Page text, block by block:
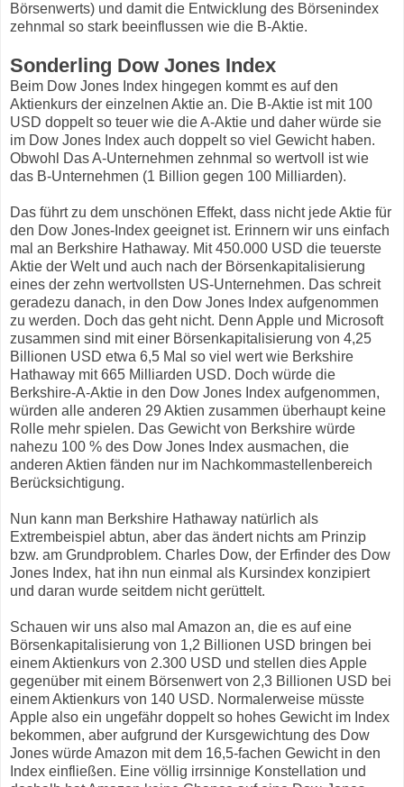
Börsenwerts) und damit die Entwicklung des Börsenindex
zehnmal so stark beeinflussen wie die B-Aktie.
Sonderling Dow Jones Index
Beim Dow Jones Index hingegen kommt es auf den
Aktienkurs der einzelnen Aktie an. Die B-Aktie ist mit 100
USD doppelt so teuer wie die A-Aktie und daher würde sie
im Dow Jones Index auch doppelt so viel Gewicht haben.
Obwohl Das A-Unternehmen zehnmal so wertvoll ist wie
das B-Unternehmen (1 Billion gegen 100 Milliarden).
Das führt zu dem unschönen Effekt, dass nicht jede Aktie für
den Dow Jones-Index geeignet ist. Erinnern wir uns einfach
mal an Berkshire Hathaway. Mit 450.000 USD die teuerste
Aktie der Welt und auch nach der Börsenkapitalisierung
eines der zehn wertvollsten US-Unternehmen. Das schreit
geradezu danach, in den Dow Jones Index aufgenommen
zu werden. Doch das geht nicht. Denn Apple und Microsoft
zusammen sind mit einer Börsenkapitalisierung von 4,25
Billionen USD etwa 6,5 Mal so viel wert wie Berkshire
Hathaway mit 665 Milliarden USD. Doch würde die
Berkshire-A-Aktie in den Dow Jones Index aufgenommen,
würden alle anderen 29 Aktien zusammen überhaupt keine
Rolle mehr spielen. Das Gewicht von Berkshire würde
nahezu 100 % des Dow Jones Index ausmachen, die
anderen Aktien fänden nur im Nachkommastellenbereich
Berücksichtigung.
Nun kann man Berkshire Hathaway natürlich als
Extrembeispiel abtun, aber das ändert nichts am Prinzip
bzw. am Grundproblem. Charles Dow, der Erfinder des Dow
Jones Index, hat ihn nun einmal als Kursindex konzipiert
und daran wurde seitdem nicht gerüttelt.
Schauen wir uns also mal Amazon an, die es auf eine
Börsenkapitalisierung von 1,2 Billionen USD bringen bei
einem Aktienkurs von 2.300 USD und stellen dies Apple
gegenüber mit einem Börsenwert von 2,3 Billionen USD bei
einem Aktienkurs von 140 USD. Normalerweise müsste
Apple also ein ungefähr doppelt so hohes Gewicht im Index
bekommen, aber aufgrund der Kursgewichtung des Dow
Jones würde Amazon mit dem 16,5-fachen Gewicht in den
Index einfließen. Eine völlig irrsinnige Konstellation und